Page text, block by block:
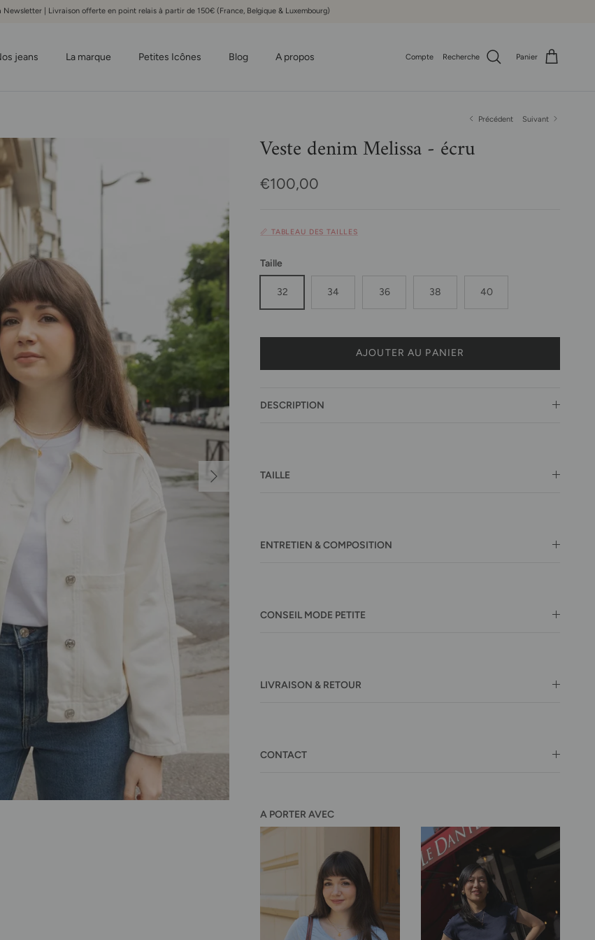
Newsletter | Livraison offerte en point relais à partir de 150€ (France, Belgique & Luxembourg)
jeans La marque Petites Icônes Blog A propos Compte Recherche Panier
Précédent Suivant
Suivant
Veste denim Melissa - écru
Prix habituel
€100,00
📏 TABLEAU DES TAILLES
Taille
32 34 36 38 40
AJOUTER AU PANIER
DESCRIPTION
TAILLE
ENTRETIEN & COMPOSITION
CONSEIL MODE PETITE
LIVRAISON & RETOUR
CONTACT
A PORTER AVEC